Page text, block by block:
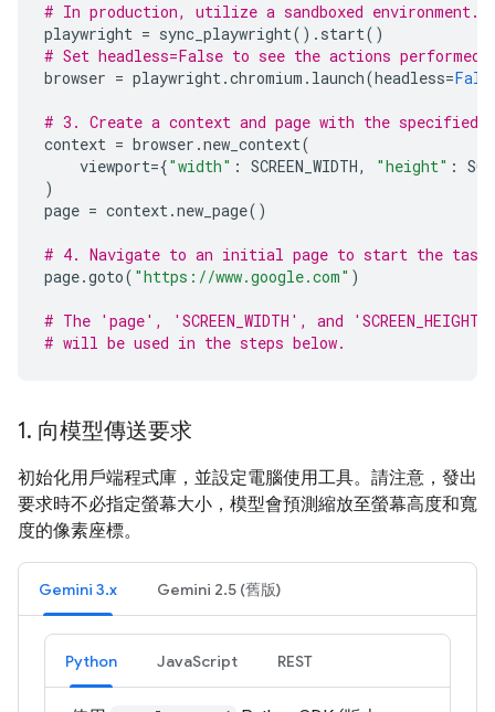
# In production, utilize a sandboxed environment.
playwright = sync_playwright() . start()
# Set headless=False to see the actions performed
browser = playwright.chromium . launch(headless=
# 3. Create a context and page with the specified
context = browser .new_context(
viewport={"width" : SCREEN_WIDTH, "height" :
)
page = context.new_page()
# 4. Navigate to an initial page to start the task
page.goto( "https://www.google.com" )
# The 'page', 'SCREEN_WIDTH', and
# will be used in the steps below.
1. 向模型傳送要求
初始化用戶端程式庫，並設定電腦使用工具。請注意，發出
要求時不必指定螢幕大小，模型會預測縮放至螢幕高度和寬
度的像素座標。
Gemini 3.x Gemini 2.5 (舊版)
Python JavaScript REST